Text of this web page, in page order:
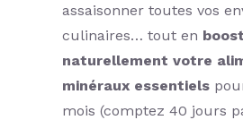
Nous contacter
assaisonner toutes vos
culinaires… tout en
naturellement votre
minéraux essentiels
mois (comptez 40 jours